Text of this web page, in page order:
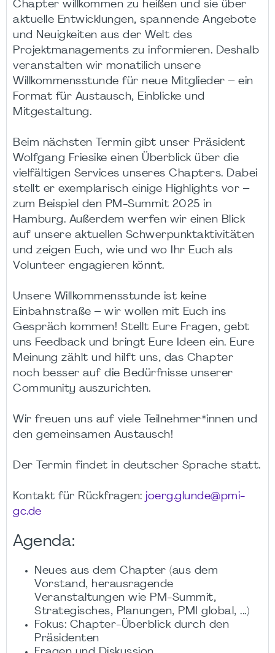
Chapter willkommen zu heißen und sie über
aktuelle Entwicklungen, spannende Angebote
und Neuigkeiten aus der Welt des
Projektmanagements zu informieren. Deshalb
veranstalten wir monatilich unsere
Willkommensstunde für neue Mitglieder – ein
Format für Austausch, Einblicke und
Mitgestaltung.
Beim nächsten Termin gibt unser Präsident
Wolfgang Friesike einen Überblick über die
vielfältigen Services unseres Chapters. Dabei
stellt er exemplarisch einige Highlights vor –
zum Beispiel den PM-Summit 2025 in
Hamburg. Außerdem werfen wir einen Blick
auf unsere aktuellen Schwerpunktaktivitäten
und zeigen Euch, wie und wo Ihr Euch als
Volunteer engagieren könnt.
Unsere Willkommensstunde ist keine
Einbahnstraße – wir wollen mit Euch ins
Gespräch kommen! Stellt Eure Fragen, gebt
uns Feedback und bringt Eure Ideen ein. Eure
Meinung zählt und hilft uns, das Chapter
noch besser auf die Bedürfnisse unserer
Community auszurichten.
Wir freuen uns auf viele Teilnehmer*innen und
den gemeinsamen Austausch!
Der Termin findet in deutscher Sprache statt.
Kontakt für Rückfragen: joerg.glunde@pmi-
gc.de
Agenda:
Neues aus dem Chapter (aus dem
Vorstand, herausragende
Veranstaltungen wie PM-Summit,
Strategisches, Planungen, PMI global, ...)
Fokus: Chapter-Überblick durch den
Präsidenten